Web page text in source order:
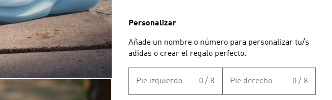
Personalizar
Añade un nombre o número para personalizar tu/s
adidas o crear el regalo perfecto.
Pie izquierdo 0 / 8 Pie derecho 0 / 8